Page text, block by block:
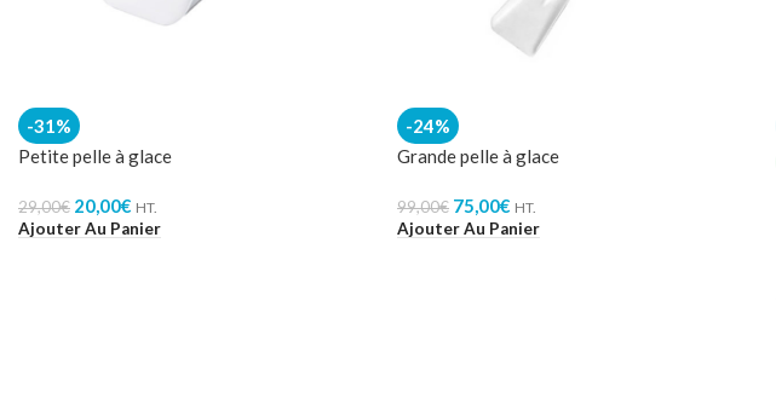
-31%
Petite pelle à glace
29,00€ 20,00€ HT.
Ajouter Au Panier
-24%
Grande pelle à glace
99,00€ 75,00€ HT.
Ajouter Au Panier